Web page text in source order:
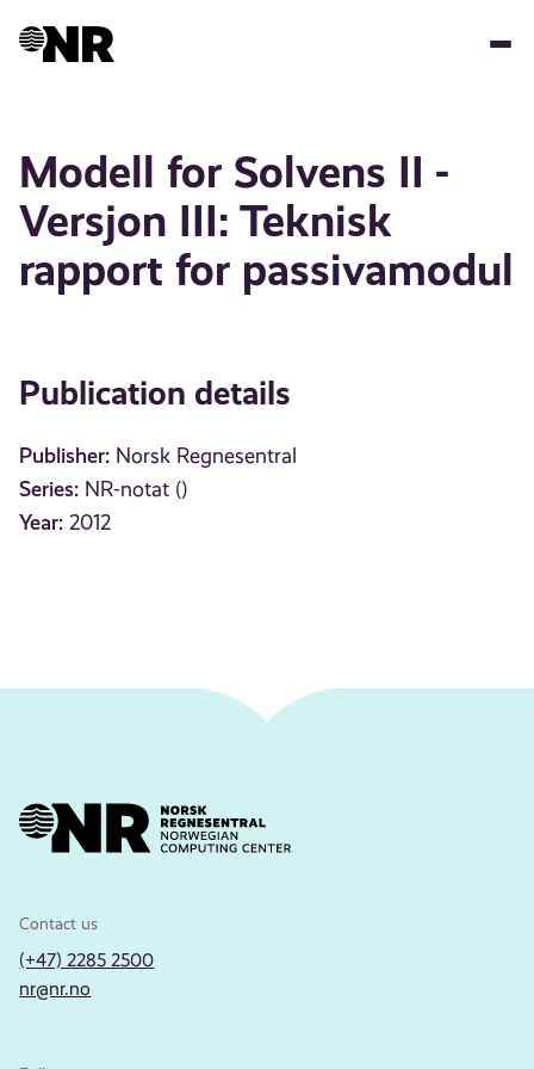
Modell for Solvens II -
Versjon III: Teknisk
rapport for passivamodul
Publication details
Publisher: Norsk Regnesentral
Series: NR-notat ()
Year: 2012
Contact us
(+47) 2285 2500
nr@nr.no